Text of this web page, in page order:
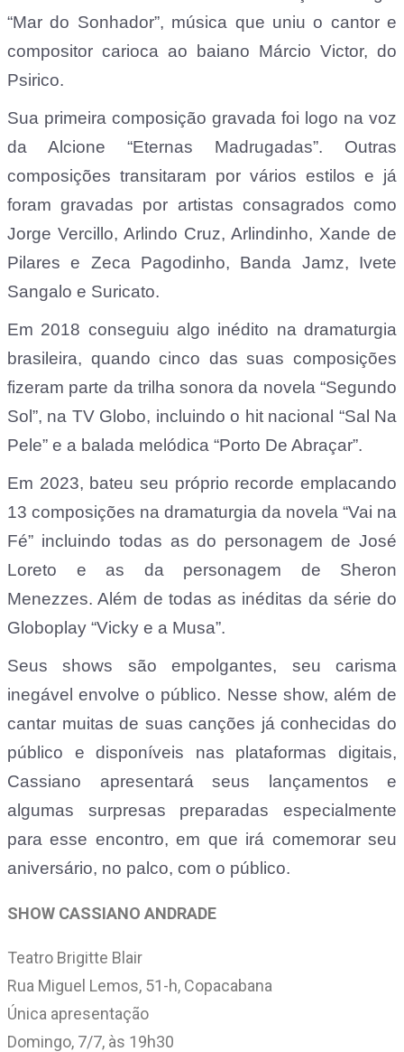
“Mar do Sonhador”, música que uniu o cantor e
compositor carioca ao baiano Márcio Victor, do
Psirico.
Sua primeira composição gravada foi logo na voz
da Alcione “Eternas Madrugadas”. Outras
composições transitaram por vários estilos e já
foram gravadas por artistas consagrados como
Jorge Vercillo, Arlindo Cruz, Arlindinho, Xande de
Pilares e Zeca Pagodinho, Banda Jamz, Ivete
Sangalo e Suricato.
Em 2018 conseguiu algo inédito na dramaturgia
brasileira, quando cinco das suas composições
fizeram parte da trilha sonora da novela “Segundo
Sol”, na TV Globo, incluindo o hit nacional “Sal Na
Pele” e a balada melódica “Porto De Abraçar”.
Em 2023, bateu seu próprio recorde emplacando
13 composições na dramaturgia da novela “Vai na
Fé” incluindo todas as do personagem de José
Loreto e as da personagem de Sheron
Menezzes. Além de todas as inéditas da série do
Globoplay “Vicky e a Musa”.
Seus shows são empolgantes, seu carisma
inegável envolve o público. Nesse show, além de
cantar muitas de suas canções já conhecidas do
público e disponíveis nas plataformas digitais,
Cassiano apresentará seus lançamentos e
algumas surpresas preparadas especialmente
para esse encontro, em que irá comemorar seu
aniversário, no palco, com o público.
SHOW CASSIANO ANDRADE
Teatro Brigitte Blair
Rua Miguel Lemos, 51-h, Copacabana
Única apresentação
Domingo, 7/7, às 19h30